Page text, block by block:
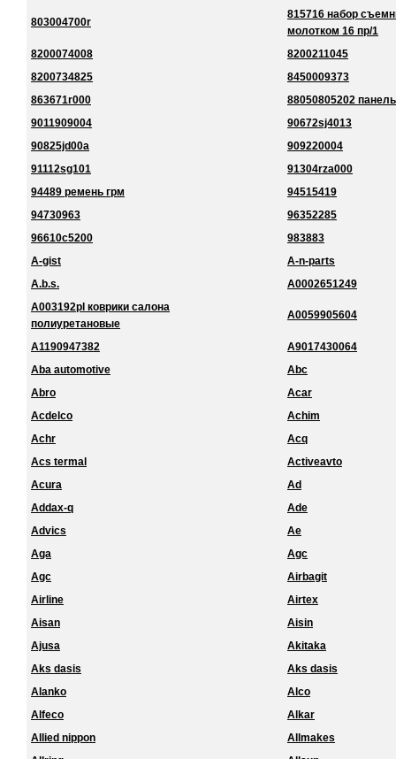
803004700r
815716 набор
молотком 16 пр/1
8200074008
8200211045
8200734825
8450009373
863671r000
88050805202
9011909004
90672sj4013
90825jd00a
909220004
91112sg101
91304rza000
94489 ремень грм
94515419
94730963
96352285
96610c5200
983883
A-gist
A-n-parts
A.b.s.
A0002651249
A003192pl коврики салона
полиуретановые
A0059905604
A1190947382
A9017430064
Aba automotive
Abc
Abro
Acar
Acdelco
Achim
Achr
Acq
Acs termal
Activeavto
Acura
Ad
Addax-q
Ade
Advics
Ae
Aga
Agc
Agc
Airbagit
Airline
Airtex
Aisan
Aisin
Ajusa
Akitaka
Aks dasis
Aks dasis
Alanko
Alco
Alfeco
Alkar
Allied nippon
Allmakes